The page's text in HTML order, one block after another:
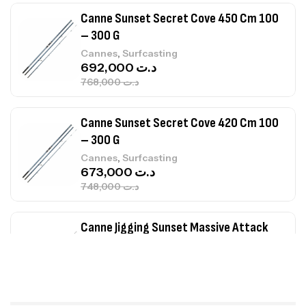
Canne Sunset Secret Cove 450 Cm 100
– 300 G
Cannes, Surfcasting
د.ت768,000
د.ت
Canne Sunset Secret Cove 420 Cm 100
– 300 G
Cannes, Surfcasting
د.ت748,000
د.ت
Canne Jigging Sunset Massive Attack